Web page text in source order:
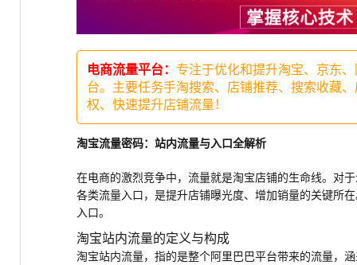
电商流量平台： 专注于优化和提升淘宝、京东
台。主要任务手淘搜索、店铺推荐、搜索收藏
权、快速提升店铺流量！
淘宝流量密码：站内流量与入口全解析
在电商的激烈竞争中，流量就是淘宝店铺的生命线。对
各类流量入口，是提升店铺曝光度、增加销量的关键所
入口。
淘宝站内流量的定义与构成
淘宝站内流量，指的是整个阿里巴巴平台带来的流量，